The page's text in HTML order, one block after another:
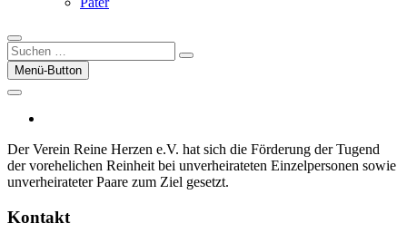
Suchen
…Menü-Button
Der Verein Reine Herzen e.V. hat sich die För­der­ung der Tugend
der vor­ehelichen Rein­heit bei un­ver­heirateten Einzel­per­sonen sowie
un­ver­heirateter Paare zum Ziel gesetzt.
Kontakt